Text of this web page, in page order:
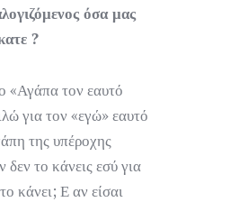
όσα μας
?
«Αγάπα τον εαυτό
για τον «εγώ» εαυτό
της υπέροχης
το κάνεις εσύ για
κάνει; Ε αν είσαι